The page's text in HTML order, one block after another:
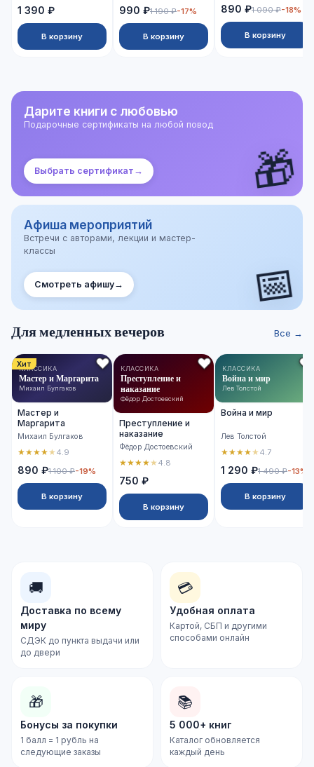
1 390 ₽
В корзину
990 ₽1 190 ₽-17%
В корзину
890 ₽1 090 ₽-18%
В корзину
Дарите книги с любовью
Подарочные сертификаты на любой повод
Выбрать сертификат → 🎁
Афиша мероприятий
Встречи с авторами, лекции и мастер-
классы
Смотреть афишу→ 📅
Для медленных вечеров Все →
Хит
КЛАССИКА
Мастер и Маргарита
Михаил Булгаков
Мастер и
Маргарита
Михаил Булгаков
★★★★★4.9
890 ₽1 100 ₽-19%
В корзину
КЛАССИКА
Преступление и
наказание
Фёдор Достоевский
Преступление и
наказание
Фёдор Достоевский
★★★★★4.8
750 ₽
В корзину
КЛАССИКА
Война и мир
Лев Толстой
Война и мир
Лев Толстой
★★★★★4.7
1 290 ₽1 490 ₽-13%
В корзину
🚚
Доставка по всему
миру
СДЭК до пункта выдачи или
до двери
💳
Удобная оплата
Картой, СБП и другими
способами онлайн
🎁
Бонусы за покупки
1 балл = 1 рубль на
следующие заказы
📚
5 000+ книг
Каталог обновляется
каждый день